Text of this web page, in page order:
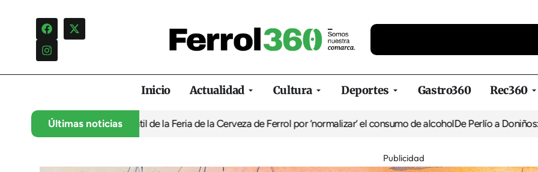
Inicio Actualidad Cultura Deportes Gastro360 Rec360
Últimas noticias
infantil de la Feria de la Cerveza de Ferrol por ‘normalizar’ el consumo de alcoholDe Perlío a Doniños: guía para
Publicidad